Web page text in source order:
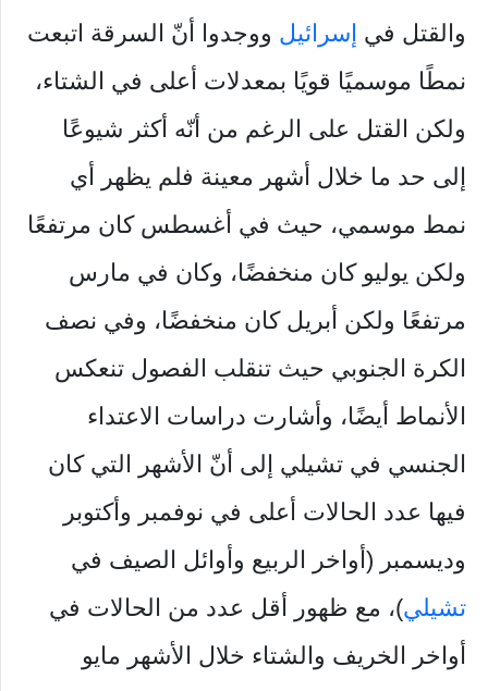
والقتل في إسرائيل ووجدوا أنّ السرقة اتبعت
نمطًا موسميًا قويًا بمعدلات أعلى في الشتاء،
ولكن القتل على الرغم من أنّه أكثر شيوعًا
إلى حد ما خلال أشهر معينة فلم يظهر أي
نمط موسمي، حيث في أغسطس كان مرتفعًا
ولكن يوليو كان منخفضًا، وكان في مارس
مرتفعًا ولكن أبريل كان منخفضًا، وفي نصف
الكرة الجنوبي حيث تنقلب الفصول تنعكس
الأنماط أيضًا، وأشارت دراسات الاعتداء
الجنسي في تشيلي إلى أنّ الأشهر التي كان
فيها عدد الحالات أعلى في نوفمبر وأكتوبر
وديسمبر (أواخر الربيع وأوائل الصيف في
تشيلي)، مع ظهور أقل عدد من الحالات في
أواخر الخريف والشتاء خلال الأشهر مايو